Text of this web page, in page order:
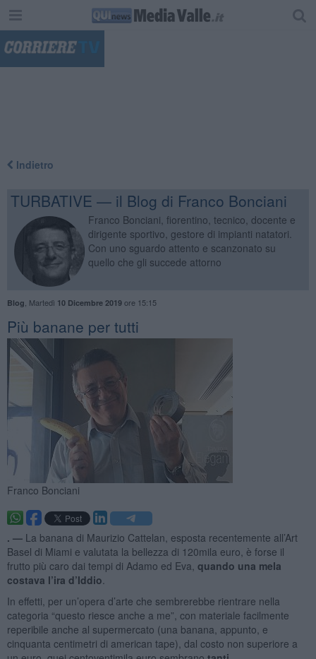
Indietro
TURBATIVE — il Blog di Franco Bonciani
Franco Bonciani, fiorentino, tecnico, docente e
dirigente sportivo, gestore di impianti natatori.
Con uno sguardo attento e scanzonato su
quello che gli succede attorno
Blog Martedì 10 Dicembre 2019ore 15:15
Più banane per tutti
Franco Bonciani
. — La banana di Maurizio Cattelan, esposta recentemente all’Art
Basel di Miami e valutata la bellezza di 120mila euro, è forse il
frutto più caro dai tempi di Adamo ed Eva, quando una mela
costava l’ira d’Iddio
In effetti, per un’opera d’arte che sembrerebbe rientrare nella
categoria “questo riesce anche a me”, con materiale facilmente
reperibile anche al supermercato (una banana, appunto, e
cinquanta centimetri di american tape), dal costo non superiore a